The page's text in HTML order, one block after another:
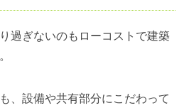
過ぎないのもローコストで建築
、設備や共有部分にこだわって